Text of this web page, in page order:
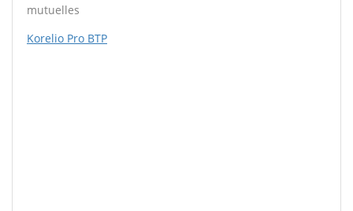
mutuelles
Korelio Pro BTP